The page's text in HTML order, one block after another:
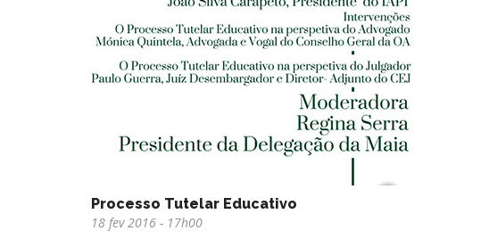
Processo Tutelar Educativo
18 fev 2016 - 17h00